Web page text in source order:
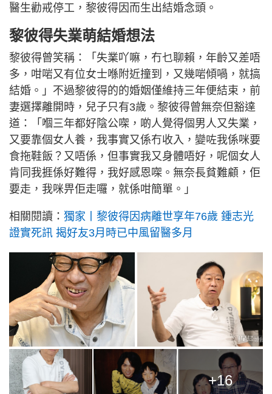
醫生勸戒停工，黎彼得因而生出結婚念頭。
黎彼得失業萌結婚想法
黎彼得曾笑稱：「失業吖嘛，冇乜聊賴，年齡又差唔
多，咁啱又有位女士喺附近撞到，又幾啱傾喎，就搞
結婚。」不過黎彼得的的婚姻僅維持三年便結束，前
妻選擇離開時，兒子只有3歲。黎彼得曾無奈但豁達
道：「嗰三年都好陰公㗎，啲人覺得個男人又失業，
又要靠個女人養，我事實又係冇收入，變咗我係咪要
食拖鞋飯？又唔係，但事實我又身體唔好，呢個女人
肯同我捱係好難得，我好感恩㗎。無奈長貧難顧，佢
要走，我咪畀佢走囉，就係咁簡單。」
相關閱讀： 獨家丨黎彼得因病離世享年76歲 鍾志光
證實死訊 揭好友3月時已中風留醫多月
+16